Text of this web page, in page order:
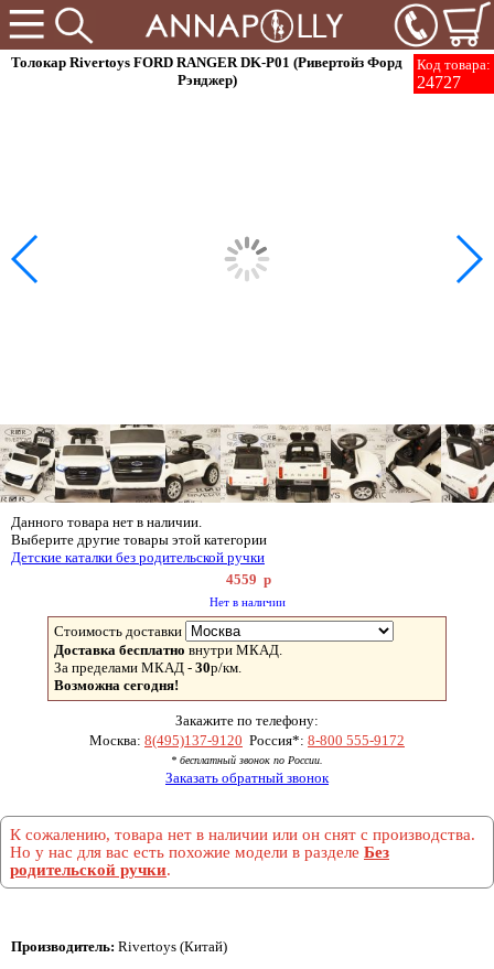
Код товара:
24727
Толокар Rivertoys FORD RANGER DK-P01 (Ривертойз Форд
Рэнджер)
Данного товара нет в наличии.
Выберите другие товары этой категории
Детские каталки без родительской ручки
4559 р
Нет в наличии
Стоимость доставки
Доставка бесплатно внутри МКАД.
За пределами МКАД - 30р/км.
Возможна сегодня!
Закажите по телефону:
Москва: 8(495)137-9120 Россия*: 8-800 555-9172
* бесплатный звонок по России.
Заказать обратный звонок
К сожалению, товара нет в наличии или он снят с производства.
Но у нас для вас есть похожие модели в разделе Без
родительской ручки.
Производитель: Rivertoys (Китай)